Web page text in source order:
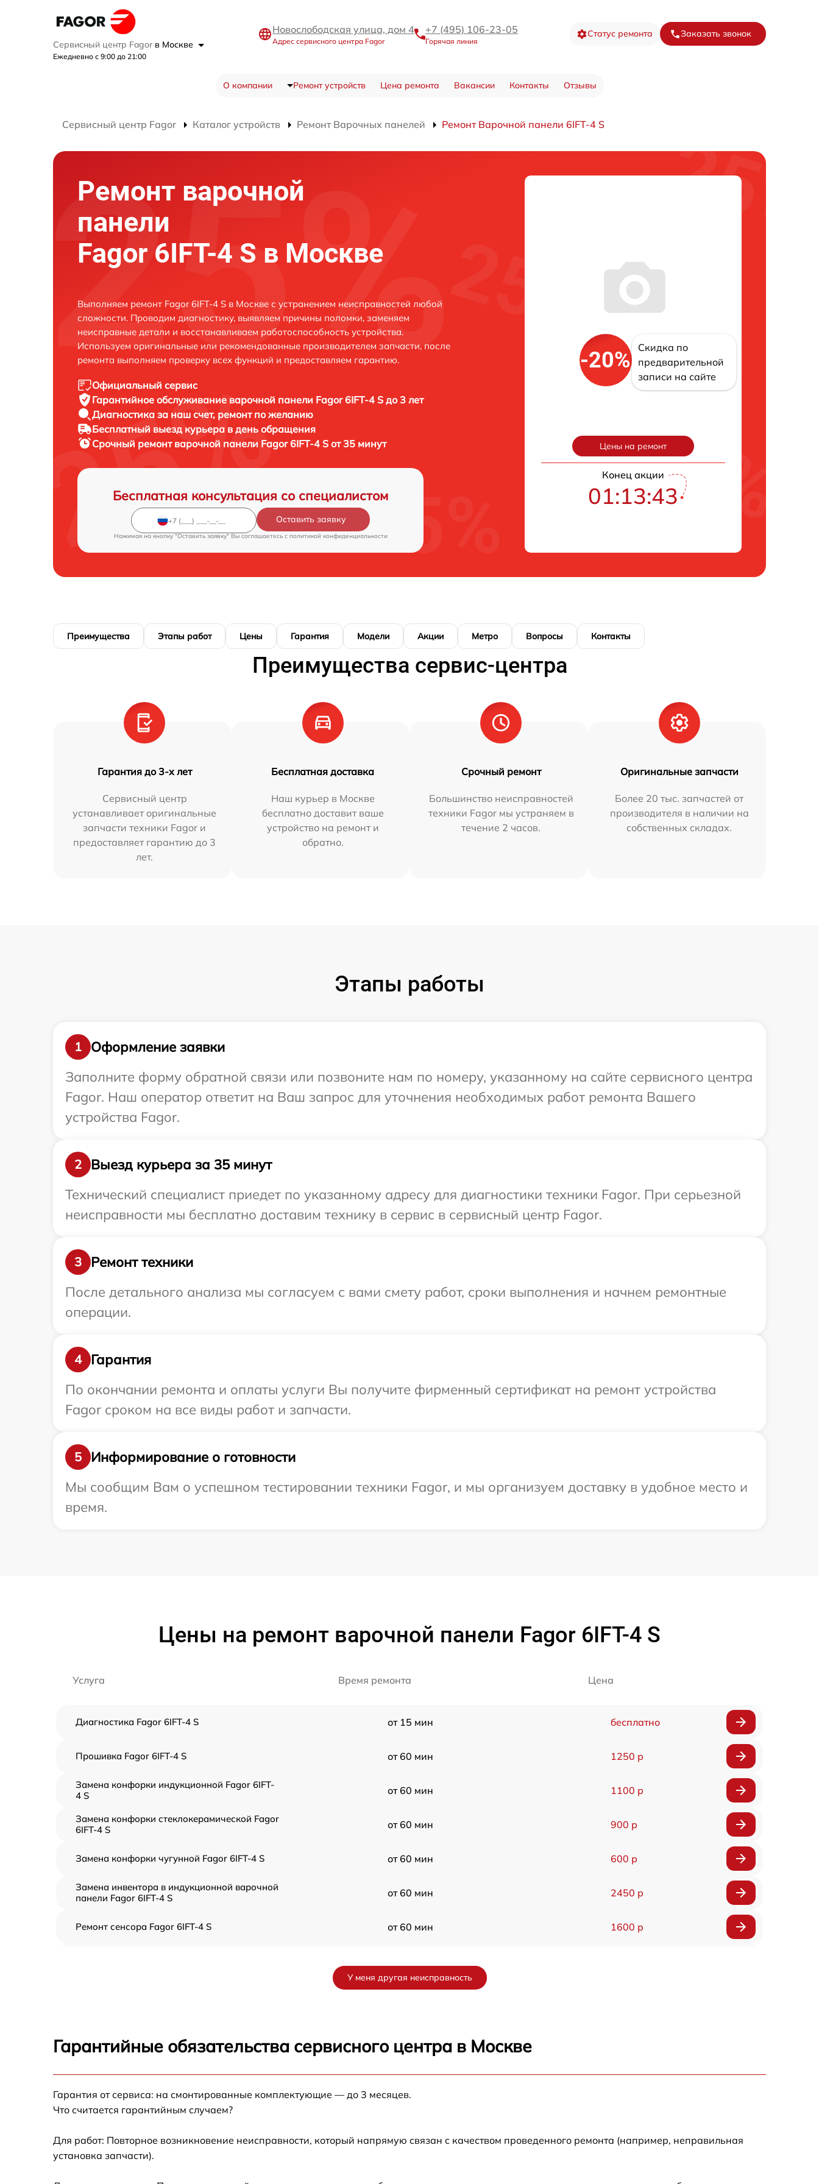
Сервисный центр Fagor в Москве
Ежедневно с 9:00 до 21:00
Новослободская улица, дом 4
Адрес сервисного центра Fagor
+7 (495) 106-23-05
Горячая линия
Статус ремонта Заказать звонок
О компании Ремонт устройств Цена ремонта Вакансии Контакты Отзывы
Сервисный центр Fagor Каталог устройств Ремонт Варочных панелей Ремонт Варочной панели 6IFT-4 S
Ремонт варочной
панели
Fagor 6IFT-4 S в Москве
Выполняем ремонт Fagor 6IFT-4 S в Москве с устранением неисправностей любой
сложности. Проводим диагностику, выявляем причины поломки, заменяем
неисправные детали и восстанавливаем работоспособность устройства.
Используем оригинальные или рекомендованные производителем запчасти, после
ремонта выполняем проверку всех функций и предоставляем гарантию.
Официальный сервис
Гарантийное обслуживание варочной панели Fagor 6IFT-4 S до 3 лет
Диагностика за наш счет, ремонт по желанию
Бесплатный выезд курьера в день обращения
Срочный ремонт варочной панели Fagor 6IFT-4 S от 35 минут
Бесплатная консультация со специалистом
Оставить заявку
Нажимая на кнопку "Оставить заявку" Вы соглашаетесь c политикой конфиденциальности
-20%
Скидка по
предварительной
записи на сайте
Цены на ремонт
Конец акции
01:13:42
Преимущества Этапы работ Цены Гарантия Модели Акции Метро Вопросы Контакты
Преимущества сервис-центра
Гарантия до 3-х лет
Сервисный центр
устанавливает оригинальные
запчасти техники Fagor и
предоставляет гарантию до 3
лет.
Бесплатная доставка
Наш курьер в Москве
бесплатно доставит ваше
устройство на ремонт и
обратно.
Срочный ремонт
Большинство неисправностей
техники Fagor мы устраняем в
течение 2 часов.
Оригинальные запчасти
Более 20 тыс. запчастей от
производителя в наличии на
собственных складах.
Этапы работы
1
Оформление заявки
Заполните форму обратной связи или позвоните нам по номеру, указанному на сайте сервисного центра
Fagor. Наш оператор ответит на Ваш запрос для уточнения необходимых работ ремонта Вашего
устройства Fagor.
2
Выезд курьера за 35 минут
Технический специалист приедет по указанному адресу для диагностики техники Fagor. При серьезной
неисправности мы бесплатно доставим технику в сервис в сервисный центр Fagor.
3
Ремонт техники
После детального анализа мы согласуем с вами смету работ, сроки выполнения и начнем ремонтные
операции.
4
Гарантия
По окончании ремонта и оплаты услуги Вы получите фирменный сертификат на ремонт устройства
Fagor сроком на все виды работ и запчасти.
5
Информирование о готовности
Мы сообщим Вам о успешном тестировании техники Fagor, и мы организуем доставку в удобное место и
время.
Цены на ремонт варочной панели Fagor 6IFT-4 S
Услуга Время ремонта Цена
Диагностика Fagor 6IFT-4 S от 15 мин бесплатно
Прошивка Fagor 6IFT-4 S от 60 мин 1250 р
Замена конфорки индукционной Fagor 6IFT-
4 S
от 60 мин 1100 р
Замена конфорки стеклокерамической Fagor
6IFT-4 S
от 60 мин 900 р
Замена конфорки чугунной Fagor 6IFT-4 S от 60 мин 600 р
Замена инвентора в индукционной варочной
панели Fagor 6IFT-4 S
от 60 мин 2450 р
Ремонт сенсора Fagor 6IFT-4 S от 60 мин 1600 р
Замена сенсора Fagor 6IFT-4 S от 60 мин
У меня другая неисправность
Гарантийные обязательства сервисного центра в Москве
Гарантия от сервиса: на смонтированные комплектующие — до 3 месяцев.
Что считается гарантийным случаем?
Для работ: Повторное возникновение неисправности, который напрямую связан с качеством проведенного ремонта (например, неправильная
установка запчасти).